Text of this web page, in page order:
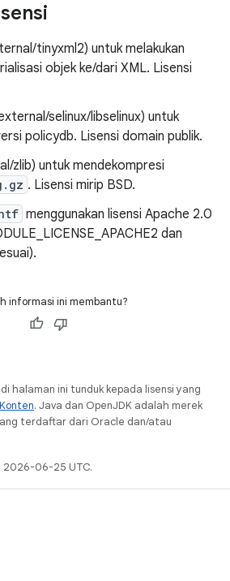
tinyxml2) untuk melakukan
objek ke/dari XML. Lisensi
selinux/libselinux) untuk
policydb. Lisensi domain publik.
zlib) untuk mendekompresi
. Lisensi mirip BSD.
menggunakan lisensi Apache 2.0
dan
informasi ini membantu?
halaman ini tunduk kepada lisensi yang
. Java dan OpenJDK adalah merek
terdaftar dari Oracle dan/atau
2026-06-25 UTC.